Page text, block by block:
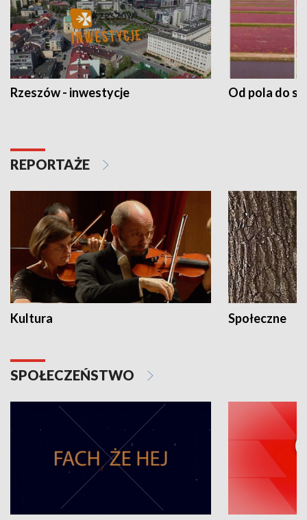
Rzeszów - inwestycje Od pola do
REPORTAŻE
Kultura Społeczne
SPOŁECZEŃSTWO